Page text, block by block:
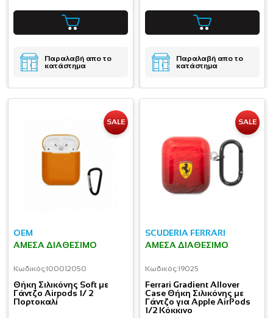
Παραλαβή απο το
κατάστημα
Παραλαβή απο το
κατάστημα
SALE
OEM
ΆΜΕΣΑ ΔΙΑΘΈΣΙΜΟ
Κωδικός:I00012050
Θήκη Σιλικόνης Soft με
Γάντζο Airpods 1/ 2
Πορτοκαλί
SALE
SCUDERIA FERRARI
ΆΜΕΣΑ ΔΙΑΘΈΣΙΜΟ
Κωδικός:19025
Ferrari Gradient Allover
Case Θήκη Σιλικόνης με
Γάντζο για Apple AirPods
1/2 Κόκκινο